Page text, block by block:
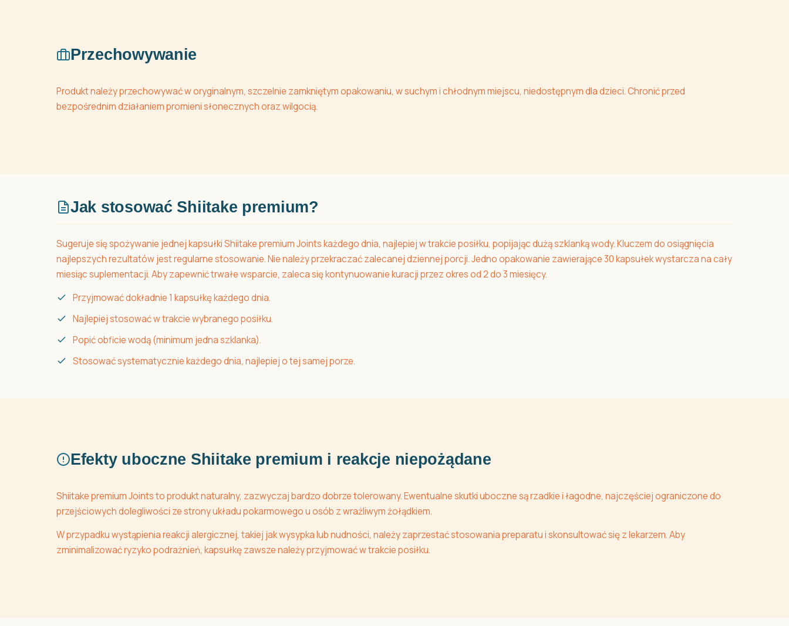
Przechowywanie
Produkt należy przechowywać w oryginalnym, szczelnie zamkniętym opakowaniu, w suchym i chłodnym miejscu, niedostępnym dla dzieci. Chronić przed
bezpośrednim działaniem promieni słonecznych oraz wilgocią.
Jak stosować Shiitake premium?
Sugeruje się spożywanie jednej kapsułki Shiitake premium Joints każdego dnia, najlepiej w trakcie posiłku, popijając dużą szklanką wody. Kluczem do osiągnięcia
najlepszych rezultatów jest regularne stosowanie. Nie należy przekraczać zalecanej dziennej porcji. Jedno opakowanie zawierające 30 kapsułek wystarcza na cały
miesiąc suplementacji. Aby zapewnić trwałe wsparcie, zaleca się kontynuowanie kuracji przez okres od 2 do 3 miesięcy.
Przyjmować dokładnie 1 kapsułkę każdego dnia.
Najlepiej stosować w trakcie wybranego posiłku.
Popić obficie wodą (minimum jedna szklanka).
Stosować systematycznie każdego dnia, najlepiej o tej samej porze.
Efekty uboczne Shiitake premium i reakcje niepożądane
Shiitake premium Joints to produkt naturalny, zazwyczaj bardzo dobrze tolerowany. Ewentualne skutki uboczne są rzadkie i łagodne, najczęściej ograniczone do
przejściowych dolegliwości ze strony układu pokarmowego u osób z wrażliwym żołądkiem.
W przypadku wystąpienia reakcji alergicznej, takiej jak wysypka lub nudności, należy zaprzestać stosowania preparatu i skonsultować się z lekarzem. Aby
zminimalizować ryzyko podrażnień, kapsułkę zawsze należy przyjmować w trakcie posiłku.